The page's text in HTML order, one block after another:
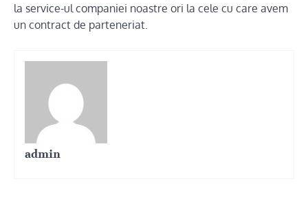
la service-ul companiei noastre ori la cele cu care avem
un contract de parteneriat.
admin